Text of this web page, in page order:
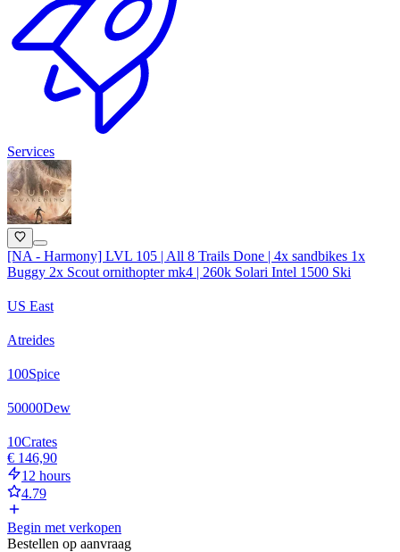
Services
[NA - Harmony] LVL 105 | All 8 Trails Done | 4x sandbikes 1x
Buggy 2x Scout ornithopter mk4 | 260k Solari Intel 1500 Ski
US East
Atreides
100Spice
50000Dew
10Crates
€ 146,90
12 hours
4.79
Begin met verkopen
Bestellen op aanvraag